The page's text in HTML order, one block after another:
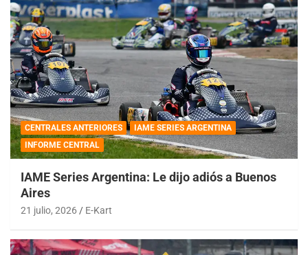
CENTRALES ANTERIORES
IAME SERIES ARGENTINA
INFORME CENTRAL
IAME Series Argentina: Le dijo adiós a Buenos
Aires
21 julio, 2026 E-Kart